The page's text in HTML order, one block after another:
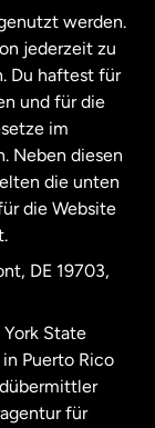
werden.
jederzeit zu
Du haftest für
und für die
im
Neben diesen
die unten
die Website
DE 19703,
State
Puerto Rico
für